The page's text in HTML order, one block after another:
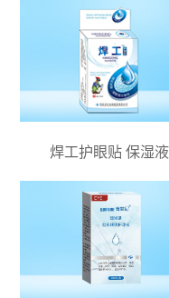
焊工护眼贴 保湿液